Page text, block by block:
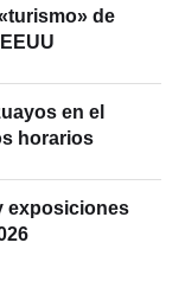
de
en el
horarios
exposiciones